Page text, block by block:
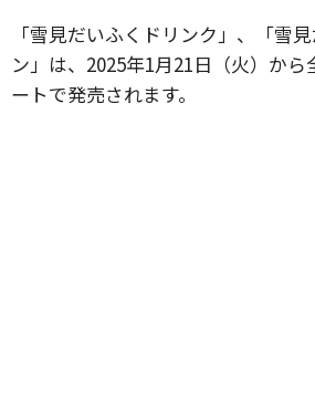
「雪見だいふくドリンク」、「雪
ン」は、2025年1月21日（火）か
ートで発売されます。